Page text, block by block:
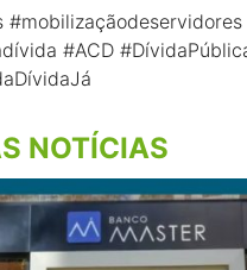
#ACD
NOTÍCIAS